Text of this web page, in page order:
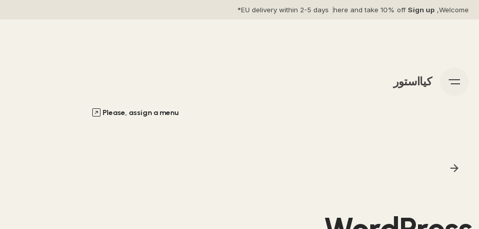
Welcome,
Sign up
here and take 10% off
EU delivery within 2-5 days*
کیااستور
Please, assign a menu